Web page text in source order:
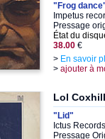
"Frog
Impetus
Pressage
État du
38.00 €
> En savoir
> ajouter à
Lol Coxhill
"Lid"
Ictus
Pressage